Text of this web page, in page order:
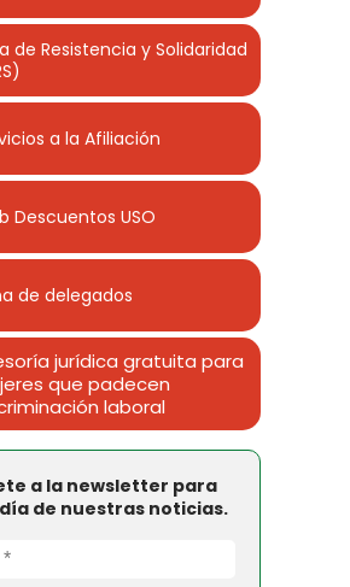
de Resistencia y Solidaridad
a la Afiliación
Descuentos USO
de delegados
jurídica gratuita para
que padecen
laboral
a la newsletter para
de nuestras noticias.